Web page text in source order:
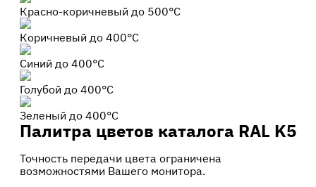
Красно-коричневый до 500°С
Коричневый до 400°С
Синий до 400°С
Голубой до 400°С
Зеленый до 400°С
Палитра цветов каталога RAL K5
Точность передачи цвета ограничена
возможностями Вашего монитора.